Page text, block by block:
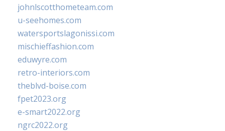
johnlscotthometeam.com
u-seehomes.com
watersportslagonissi.com
mischieffashion.com
eduwyre.com
retro-interiors.com
theblvd-boise.com
fpet2023.org
e-smart2022.org
ngrc2022.org